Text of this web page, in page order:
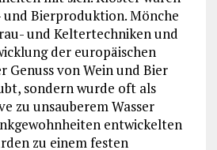
Bierproduktion. Mönche
und Keltertechniken und
der europäischen
Genuss von Wein und Bier
sondern wurde oft als
zu unsauberem Wasser
entwickelten
zu einem festen